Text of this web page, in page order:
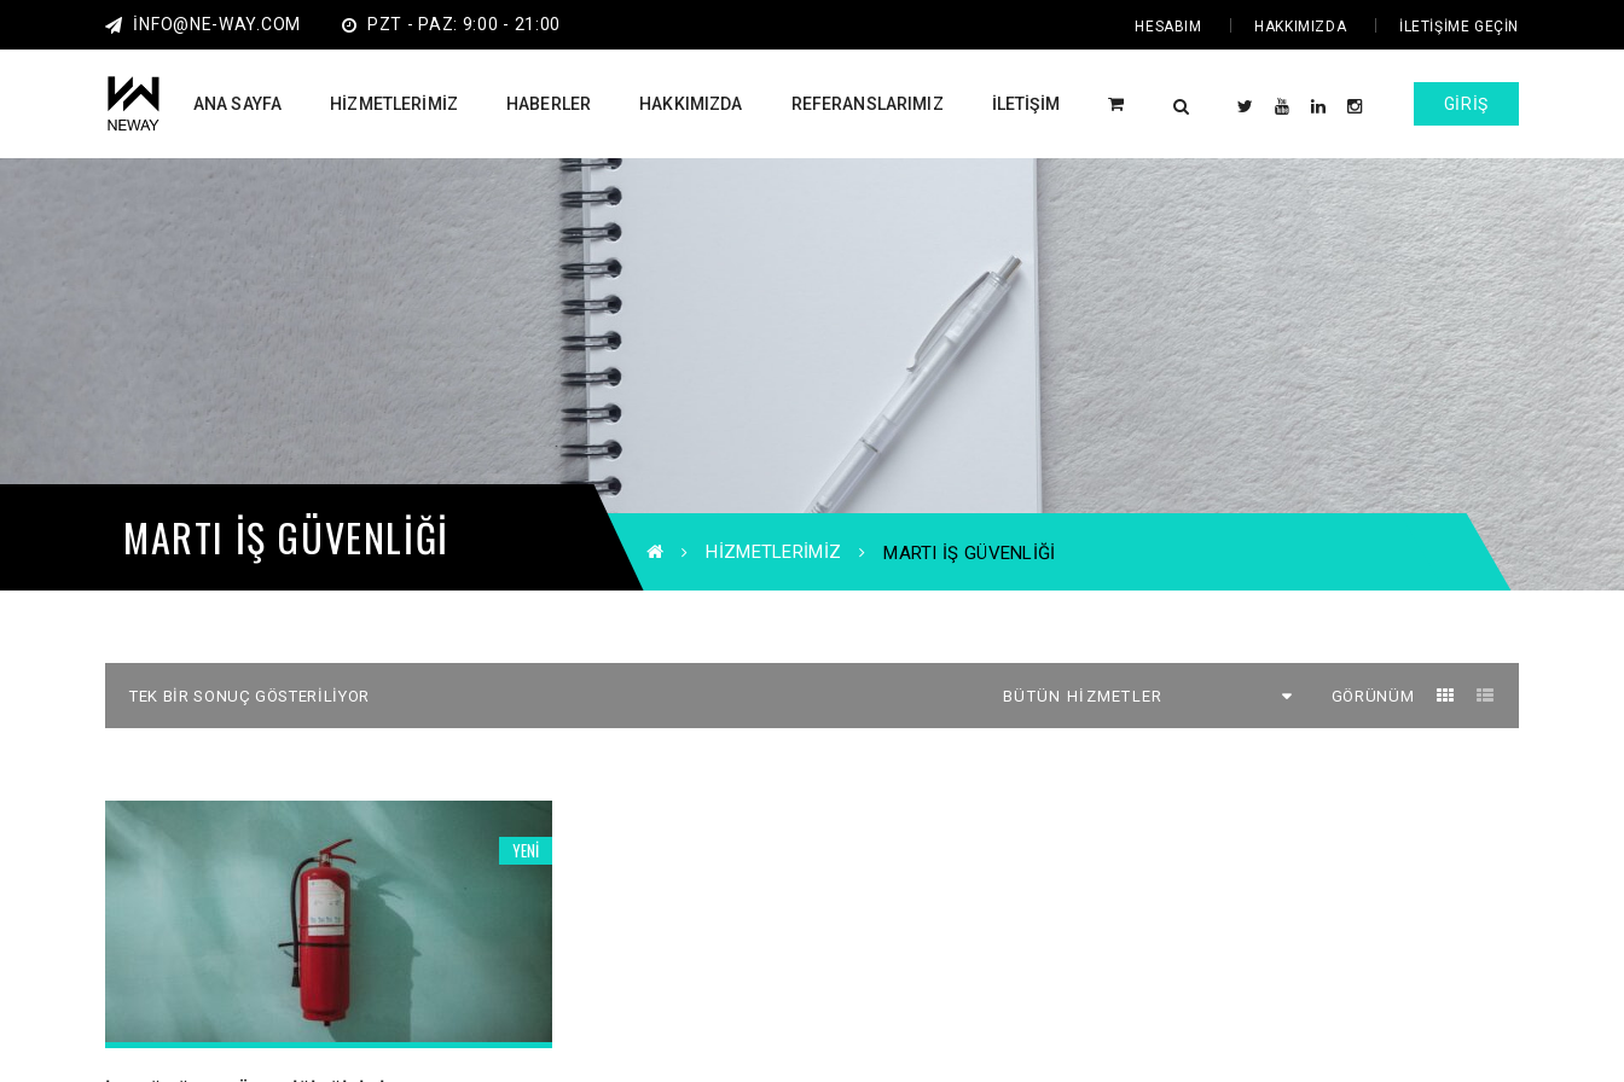
INFO@NE-WAY.COM PZT - PAZ: 9:00 - 21:00 HESABIM HAKKIMIZDA İLETIŞIME GEÇIN
ANA SAYFA HIZMETLERIMIZ HABERLER HAKKIMIZDA REFERANSLARIMIZ İLETIŞIM GIRIŞ
MARTI IŞ GÜVENLIĞI HIZMETLERIMIZ MARTI IŞ GÜVENLIĞI
GÖRÜNÜM
TEK BIR SONUÇ GÖSTERILIYOR
YENI